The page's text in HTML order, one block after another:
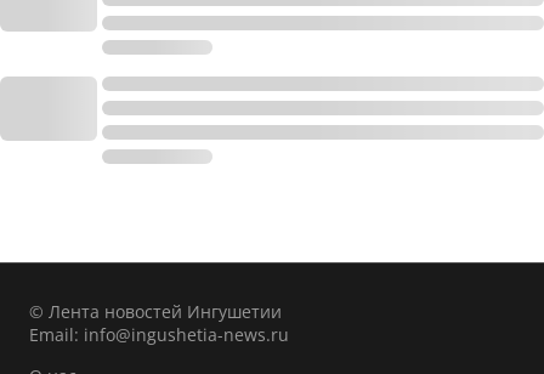
© Лента новостей Ингушетии
Email: info@ingushetia-news.ru